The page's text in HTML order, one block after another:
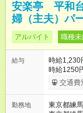
安楽亭 平和
婦（主夫）パ
アルバイト 職種
給与
時給1,230
時給1250円～/22時
時給1230円 【試用期間】試用期間あり 試用期間の
月 雇用
交通費
勤務地
東京都練